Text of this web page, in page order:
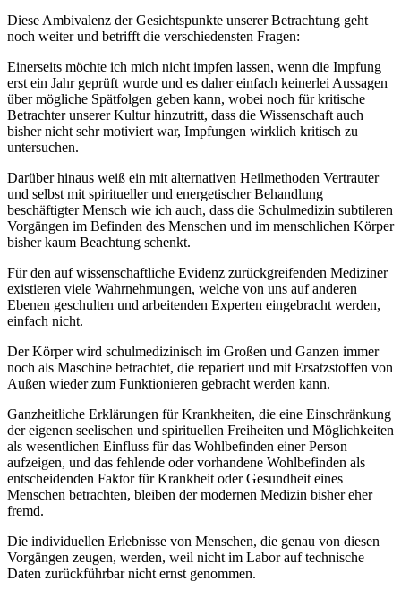
Diese Ambivalenz der Gesichtspunkte unserer Betrachtung geht
noch weiter und betrifft die verschiedensten Fragen:
Einerseits möchte ich mich nicht impfen lassen, wenn die Impfung
erst ein Jahr geprüft wurde und es daher einfach keinerlei Aussagen
über mögliche Spätfolgen geben kann, wobei noch für kritische
Betrachter unserer Kultur hinzutritt, dass die Wissenschaft auch
bisher nicht sehr motiviert war, Impfungen wirklich kritisch zu
untersuchen.
Darüber hinaus weiß ein mit alternativen Heilmethoden Vertrauter
und selbst mit spiritueller und energetischer Behandlung
beschäftigter Mensch wie ich auch, dass die Schulmedizin subtileren
Vorgängen im Befinden des Menschen und im menschlichen Körper
bisher kaum Beachtung schenkt.
Für den auf wissenschaftliche Evidenz zurückgreifenden Mediziner
existieren viele Wahrnehmungen, welche von uns auf anderen
Ebenen geschulten und arbeitenden Experten eingebracht werden,
einfach nicht.
Der Körper wird schulmedizinisch im Großen und Ganzen immer
noch als Maschine betrachtet, die repariert und mit Ersatzstoffen von
Außen wieder zum Funktionieren gebracht werden kann.
Ganzheitliche Erklärungen für Krankheiten, die eine Einschränkung
der eigenen seelischen und spirituellen Freiheiten und Möglichkeiten
als wesentlichen Einfluss für das Wohlbefinden einer Person
aufzeigen, und das fehlende oder vorhandene Wohlbefinden als
entscheidenden Faktor für Krankheit oder Gesundheit eines
Menschen betrachten, bleiben der modernen Medizin bisher eher
fremd.
Die individuellen Erlebnisse von Menschen, die genau von diesen
Vorgängen zeugen, werden, weil nicht im Labor auf technische
Daten zurückführbar nicht ernst genommen.